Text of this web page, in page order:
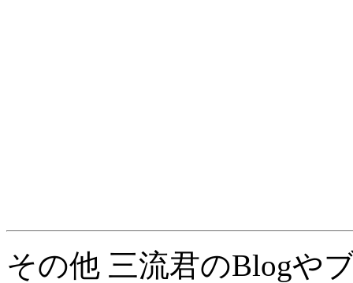
その他 三流君のBlogや